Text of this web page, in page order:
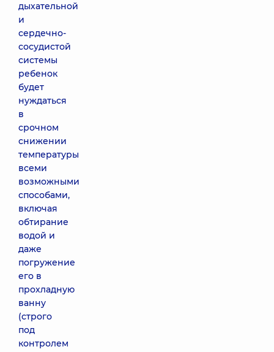
дыхательной
и
сердечно-
сосудистой
системы
ребенок
будет
нуждаться
в
срочном
снижении
температуры
всеми
возможными
способами,
включая
обтирание
водой и
даже
погружение
его в
прохладную
ванну
(строго
под
контролем